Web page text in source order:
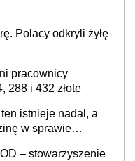
Polacy odkryli żyłę
pracownicy
288 i 432 złote
istnieje nadal, a
w sprawie
– stowarzyszenie